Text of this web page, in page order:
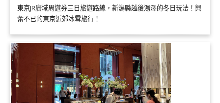
東京JR廣域周遊券三日旅遊路線，新潟縣越後湯澤的冬日玩法！興
奮不已的東京近郊冰雪旅行！